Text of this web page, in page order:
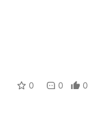
0 0 0